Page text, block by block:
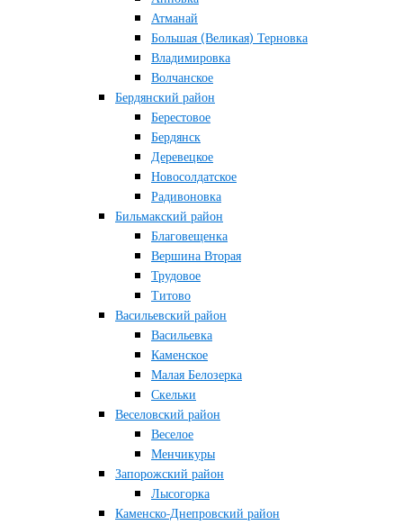
Атманай
Большая (Великая) Терновка
Владимировка
Волчанское
Бердянский район
Берестовое
Бердянск
Деревецкое
Новосолдатское
Радивоновка
Бильмакский район
Благовещенка
Вершина Вторая
Трудовое
Титово
Васильевский район
Васильевка
Каменское
Малая Белозерка
Скельки
Веселовский район
Веселое
Менчикуры
Запорожский район
Лысогорка
Каменско-Днепровский район